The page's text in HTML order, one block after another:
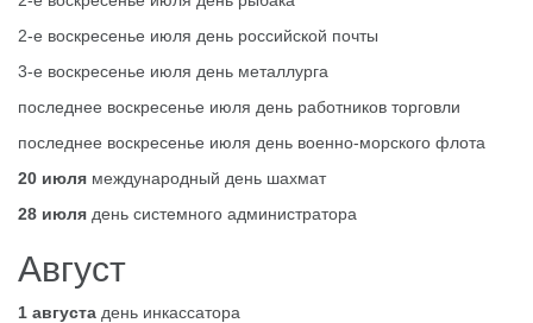
2-е воскресенье июля день российской почты
3-е воскресенье июля день металлурга
последнее воскресенье июля день работников торговли
последнее воскресенье июля день военно-морского флота
20 июля международный день шахмат
28 июля день системного администратора
Август
1 августа день инкассатора